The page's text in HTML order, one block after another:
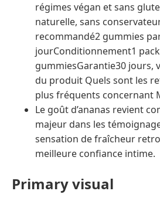
régimes végan et sans
naturelle, sans
recommandé2 gummies
jourConditionnement1
gummiesGarantie30 jours,
du produit Quels sont les
plus fréquents concernant
Le goût d’ananas revient
majeur dans les
sensation de fraîcheur
meilleure confiance intime.
Primary visual